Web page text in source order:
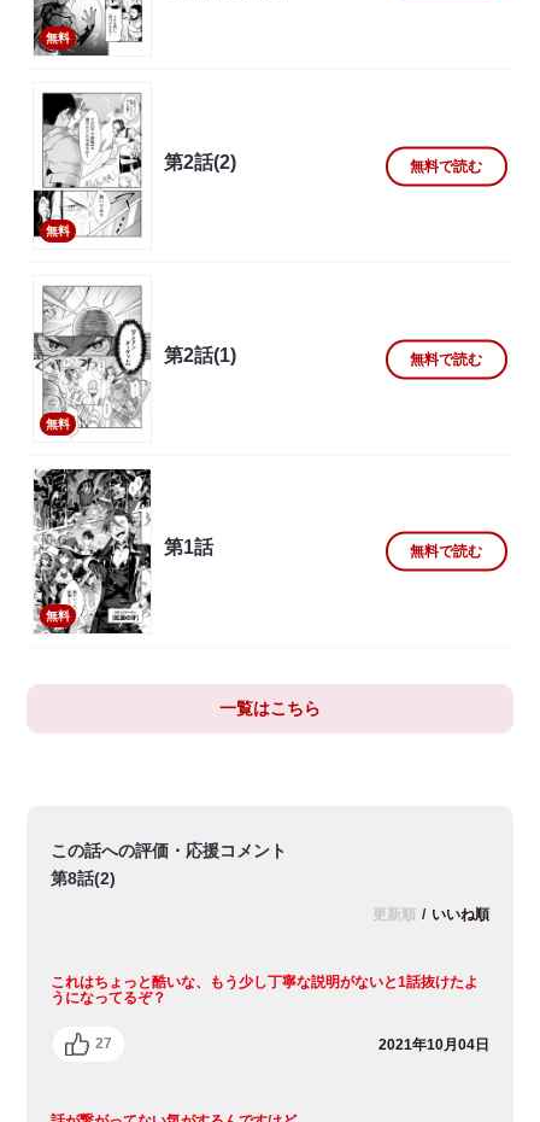
無料
無料
第2話(2) 無料で読む
無料
第2話(1) 無料で読む
無料
第1話 無料で読む
一覧はこちら
この話への評価・応援コメント
第8話(2)
更新順 / いいね順
これはちょっと酷いな、もう少し丁寧な説明がないと1話抜けたよ
うになってるぞ？
27 2021年10月04日